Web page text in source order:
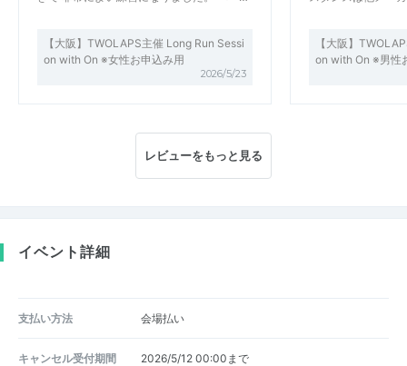
【大阪】TWOLAPS主催 Long Run Sessi
on with On ※女性お申込み用
2026/5/23
【大阪】
on with On ※男性
レビューをもっと見る
イベント詳細
支払い方法 会場払い
キャンセル受付期間 2026/5/12 00:00まで